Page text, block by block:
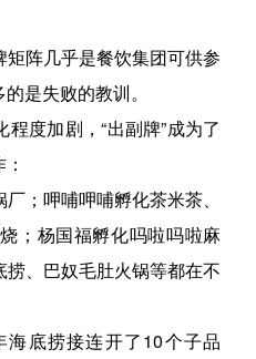
阵几乎是餐饮集团可供参
是失败的教训。
度加剧，“出副牌”成为了
；呷哺呷哺孵化茶米茶、
；杨国福孵化吗啦吗啦麻
、巴奴毛肚火锅等都在不
底捞接连开了10个子品